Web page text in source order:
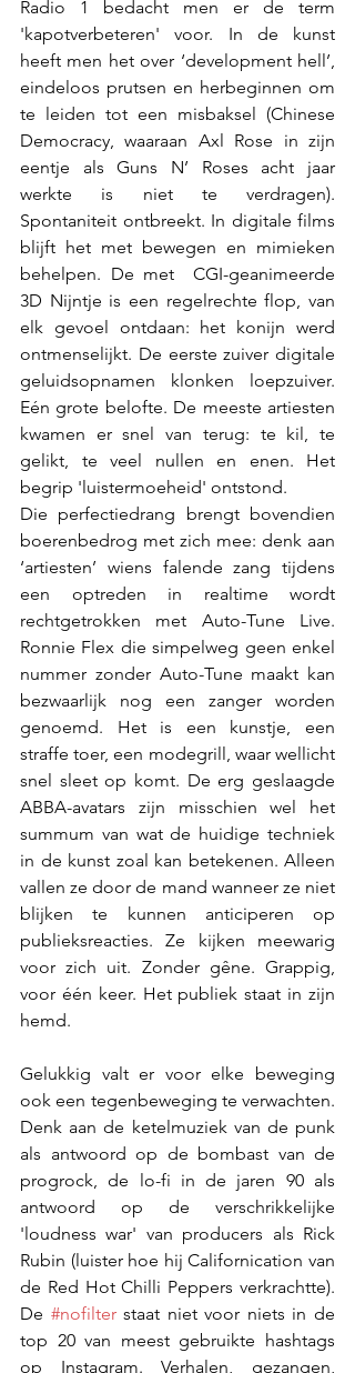
Radio 1 bedacht men er de term
'kapotverbeteren' voor. In de kunst
heeft men het over ‘development hell’,
eindeloos prutsen en herbeginnen om
te leiden tot een misbaksel (Chinese
Democracy, waaraan Axl Rose in zijn
eentje als Guns N’ Roses acht jaar
werkte is niet te verdragen).
Spontaniteit ontbreekt. In digitale films
blijft het met bewegen en mimieken
behelpen. De met  CGI-geanimeerde
3D Nijntje is een regelrechte flop, van
elk gevoel ontdaan: het konijn werd
ontmenselijkt. De eerste zuiver digitale
geluidsopnamen klonken loepzuiver.
Eén grote belofte. De meeste artiesten
kwamen er snel van terug: te kil, te
gelikt, te veel nullen en enen. Het
begrip 'luistermoeheid' ontstond.
Die perfectiedrang brengt bovendien
boerenbedrog met zich mee: denk aan
‘artiesten’ wiens falende zang tijdens
een optreden in realtime wordt
rechtgetrokken met Auto-Tune Live.
Ronnie Flex die simpelweg geen enkel
nummer zonder Auto-Tune maakt kan
bezwaarlijk nog een zanger worden
genoemd. Het is een kunstje, een
straffe toer, een modegrill, waar wellicht
snel sleet op komt. De erg geslaagde
ABBA-avatars zijn misschien wel het
summum van wat de huidige techniek
in de kunst zoal kan betekenen. Alleen
vallen ze door de mand wanneer ze niet
blijken te kunnen anticiperen op
publieksreacties. Ze kijken meewarig
voor zich uit. Zonder gêne. Grappig,
voor één keer. Het publiek staat in zijn
hemd.
Gelukkig valt er voor elke beweging
ook een tegenbeweging te verwachten.
Denk aan de ketelmuziek van de punk
als antwoord op de bombast van de
progrock, de lo-fi in de jaren 90 als
antwoord op de verschrikkelijke
'loudness war' van producers als Rick
Rubin (luister hoe hij Californication van
de Red Hot Chilli Peppers verkrachtte).
De #nofilter staat niet voor niets in de
top 20 van meest gebruikte hashtags
op Instagram. Verhalen, gezangen,